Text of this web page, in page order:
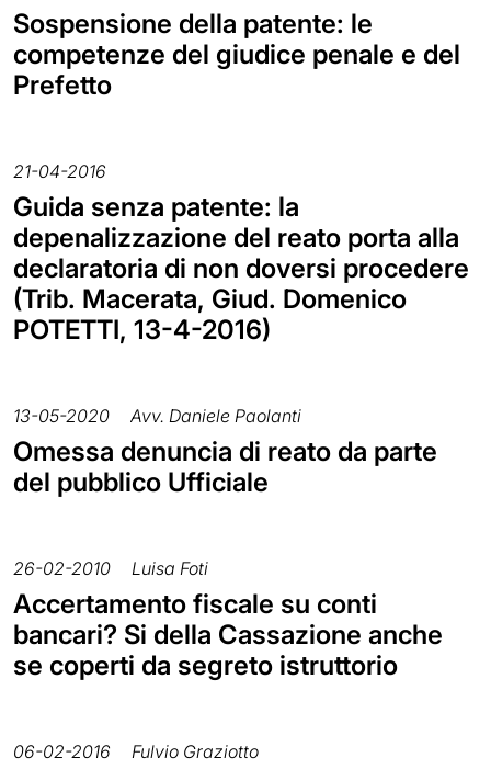
Sospensione della patente: le
competenze del giudice penale e del
Prefetto
21-04-2016
Guida senza patente: la
depenalizzazione del reato porta alla
declaratoria di non doversi procedere
(Trib. Macerata, Giud. Domenico
POTETTI, 13-4-2016)
13-05-2020 Avv. Daniele Paolanti
Omessa denuncia di reato da parte
del pubblico Ufficiale
26-02-2010 Luisa Foti
Accertamento fiscale su conti
bancari? Si della Cassazione anche
se coperti da segreto istruttorio
06-02-2016 Fulvio Graziotto